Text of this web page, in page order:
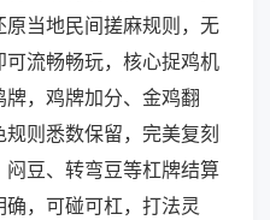
当地民间搓麻规则，无
流畅畅玩，核心捉鸡机
，鸡牌加分、金鸡翻
则悉数保留，完美复刻
豆、转弯豆等杠牌结算
，可碰可杠，打法灵